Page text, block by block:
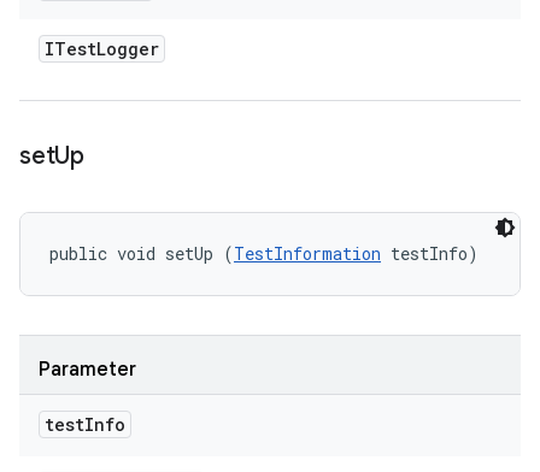
ITestLogger
setUp
public void setUp (TestInformation testInfo)
Parameter
testInfo